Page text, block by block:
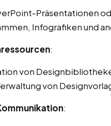
Präsentationen
Infografiken und
:
von
von
: